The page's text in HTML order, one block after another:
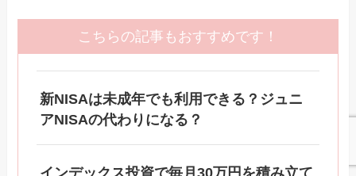
こちらの記事もおすすめです！
新NISAは未成年でも利用できる？ジュニ
アNISAの代わりになる？
インデックス投資で毎月30万円を積み立て